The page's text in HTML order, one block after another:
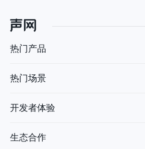
热门产品
热门场景
开发者体验
生态合作